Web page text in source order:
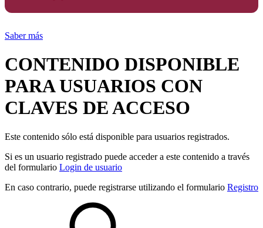
Saber más
CONTENIDO DISPONIBLE
PARA USUARIOS CON
CLAVES DE ACCESO
Este contenido sólo está disponible para usuarios registrados.
Si es un usuario registrado puede acceder a este contenido a través
del formulario Login de usuario
En caso contrario, puede registrarse utilizando el formulario Registro